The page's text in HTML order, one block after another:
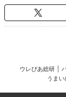
ウレぴあ総研
うまい